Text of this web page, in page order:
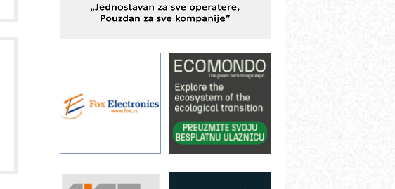
sistema
YAMADA pumpe – japanska
Filtration Group Industrial – Napredna
rešenja za filtraciju u hidrauličkim i
procesnim sistemima
Art Utopia Studio – vizuelne priče
industrije i biznisa
RILINEX kompanije Rittal
automatizaciju